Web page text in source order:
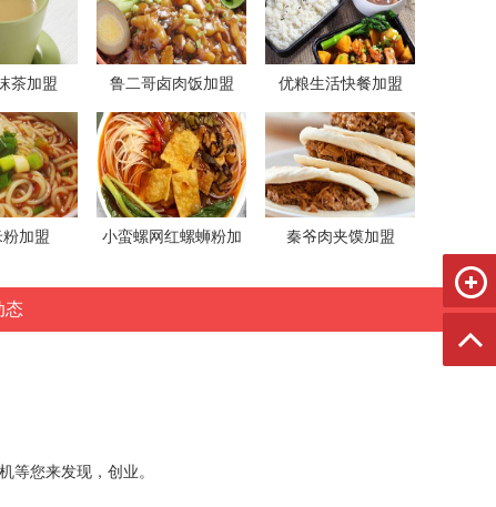
茶加盟 鲁二哥卤肉饭加盟 优粮生活快餐加盟
粉加盟
小蛮螺网红螺蛳粉加
秦爷肉夹馍加盟
态
等您来发现，创业。